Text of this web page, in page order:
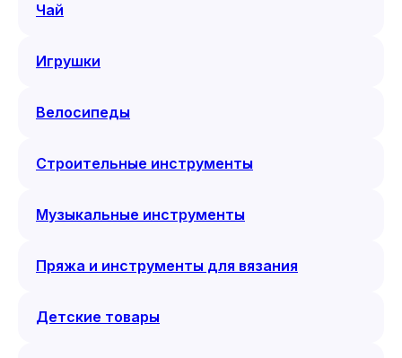
Чай
Игрушки
Велосипеды
Строительные инструменты
Музыкальные инструменты
Пряжа и инструменты для вязания
Детские товары